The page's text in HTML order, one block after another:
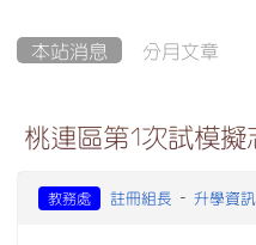
本站消息 分月文章
桃連區第1次試模
教務處 註冊組長 - 升學資訊